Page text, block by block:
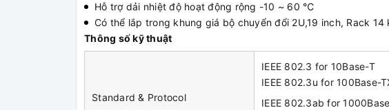
Hỗ trợ dải nhiệt độ hoạt động rộng -10 ~ 60 ℃
Có thể lắp trong khung giá bộ chuyển đổi 2U,19 inch, Rack 14
Thông số kỹ thuật
Standard & Protocol
IEEE 802.3 for 10Base-T
IEEE 802.3u for 100Base-
IEEE 802.3ab for